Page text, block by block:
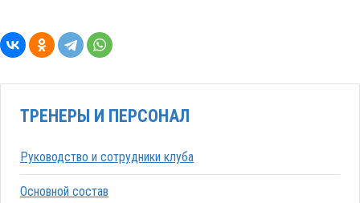
ТРЕНЕРЫ И ПЕРСОНАЛ
Руководство и сотрудники клуба
Основной состав